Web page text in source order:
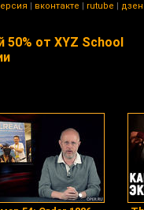
| вконтакте | rutube | дзен
от XYZ School